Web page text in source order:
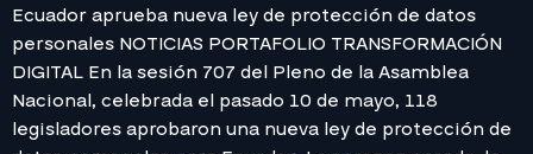
Ecuador aprueba nueva ley de protección de datos
personales NOTICIAS PORTAFOLIO TRANSFORMACIÓN
DIGITAL En la sesión 707 del Pleno de la Asamblea
Nacional, celebrada el pasado 10 de mayo, 118
legisladores aprobaron una nueva ley de protección de